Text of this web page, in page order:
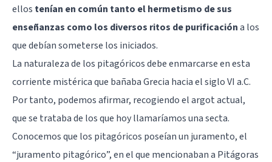
ellos tenían en común tanto el hermetismo de sus
enseñanzas como los diversos ritos de purificacióna los
que debían someterse los iniciados.
La naturaleza de los pitagóricos debe enmarcarse en esta
corriente mistérica que bañaba Grecia hacia el siglo VI a.C.
Por tanto, podemos afirmar, recogiendo el argot actual,
que se trataba de los que hoy llamaríamos una secta.
Conocemos que los pitagóricos poseían un juramento, el
“juramento pitagórico”, en el que mencionaban a Pitágoras